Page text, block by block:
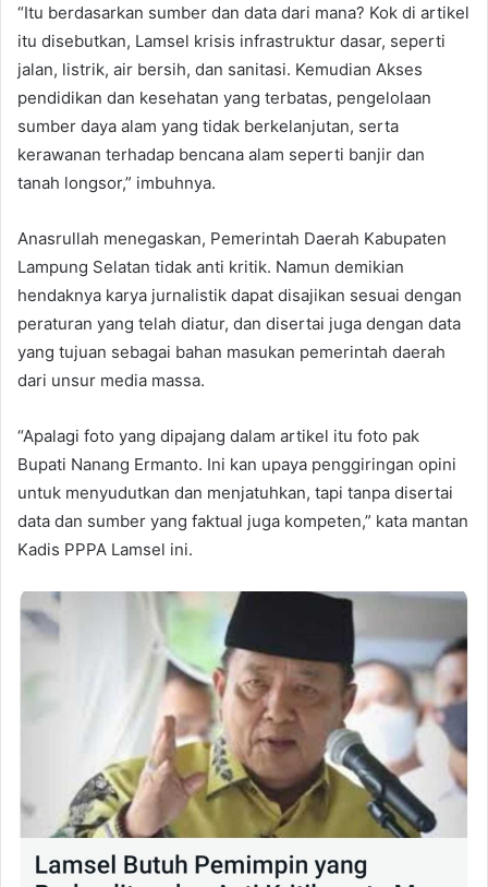
“Itu berdasarkan sumber dan data dari mana? Kok di artikel
itu disebutkan, Lamsel krisis infrastruktur dasar, seperti
jalan, listrik, air bersih, dan sanitasi. Kemudian Akses
pendidikan dan kesehatan yang terbatas, pengelolaan
sumber daya alam yang tidak berkelanjutan, serta
kerawanan terhadap bencana alam seperti banjir dan
tanah longsor,” imbuhnya.
Anasrullah menegaskan, Pemerintah Daerah Kabupaten
Lampung Selatan tidak anti kritik. Namun demikian
hendaknya karya jurnalistik dapat disajikan sesuai dengan
peraturan yang telah diatur, dan disertai juga dengan data
yang tujuan sebagai bahan masukan pemerintah daerah
dari unsur media massa.
“Apalagi foto yang dipajang dalam artikel itu foto pak
Bupati Nanang Ermanto. Ini kan upaya penggiringan opini
untuk menyudutkan dan menjatuhkan, tapi tanpa disertai
data dan sumber yang faktual juga kompeten,” kata mantan
Kadis PPPA Lamsel ini.